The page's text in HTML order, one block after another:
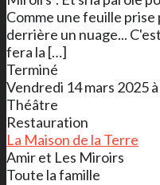
Comme une feuille
derrière un nuage...
fera la […]
Terminé
Vendredi 14 mars 2025
Théâtre
Restauration
La Maison de la Terre
Amir et Les Miroirs
Toute la famille